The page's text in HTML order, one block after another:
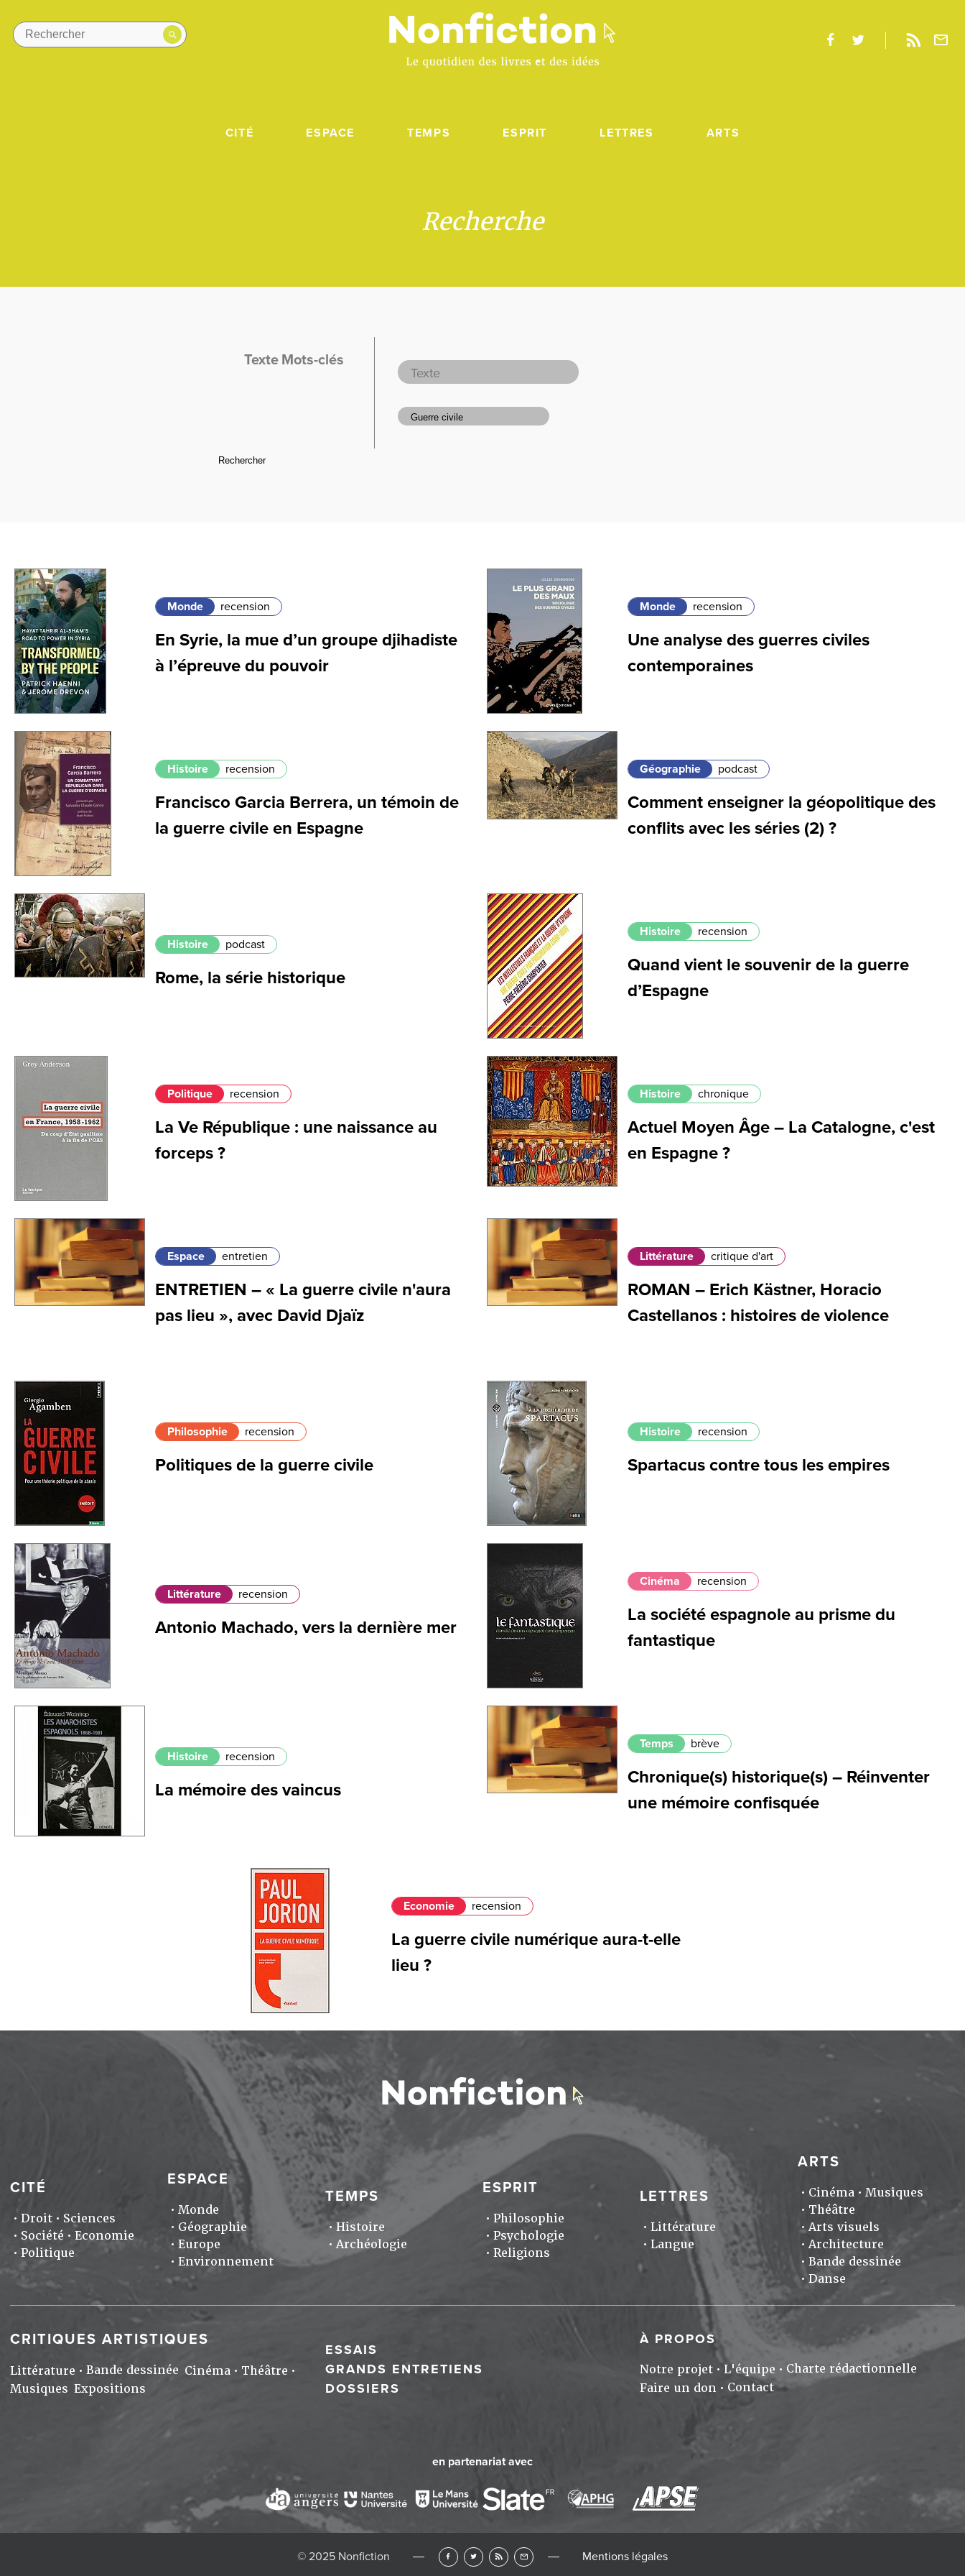
CITÉ ESPACE TEMPS ESPRIT LETTRES ARTS
Recherche
Texte Mots-clés
Monde recension
En Syrie, la mue d’un groupe djihadiste
à l’épreuve du pouvoir
Monde recension
Une analyse des guerres civiles
contemporaines
Histoire recension
Francisco Garcia Berrera, un témoin de
la guerre civile en Espagne
Géographie podcast
Comment enseigner la géopolitique des
conflits avec les séries (2) ?
Histoire podcast
Rome, la série historique
Histoire recension
Quand vient le souvenir de la guerre
d’Espagne
Politique recension
La Ve République : une naissance au
forceps ?
Histoire chronique
Actuel Moyen Âge – La Catalogne, c'est
en Espagne ?
Espace entretien
ENTRETIEN – « La guerre civile n'aura
pas lieu », avec David Djaïz
Littérature critique d'art
ROMAN – Erich Kästner, Horacio
Castellanos : histoires de violence
Philosophie recension
Politiques de la guerre civile
Histoire recension
Spartacus contre tous les empires
Littérature recension
Antonio Machado, vers la dernière mer
Cinéma recension
La société espagnole au prisme du
fantastique
Histoire recension
La mémoire des vaincus
Temps brève
Chronique(s) historique(s) – Réinventer
une mémoire confisquée
Economie recension
La guerre civile numérique aura-t-elle
lieu ?
CITÉ
Droit
Sciences
Société
Economie
Politique
ESPACE
Monde
Géographie
Europe
Environnement
TEMPS
Histoire
Archéologie
ESPRIT
Philosophie
Psychologie
Religions
LETTRES
Littérature
Langue
ARTS
Cinéma
Musiques
Théâtre
Arts visuels
Architecture
Bande dessinée
Danse
CRITIQUES ARTISTIQUES
Littérature Bande dessinée Cinéma
Théâtre
Musiques Expositions
ESSAIS
GRANDS ENTRETIENS
DOSSIERS
À PROPOS
Notre projet L'équipe
Charte rédactionnelle
Faire un don
Contact
en partenariat avec
© 2025 Nonfiction Mentions légales